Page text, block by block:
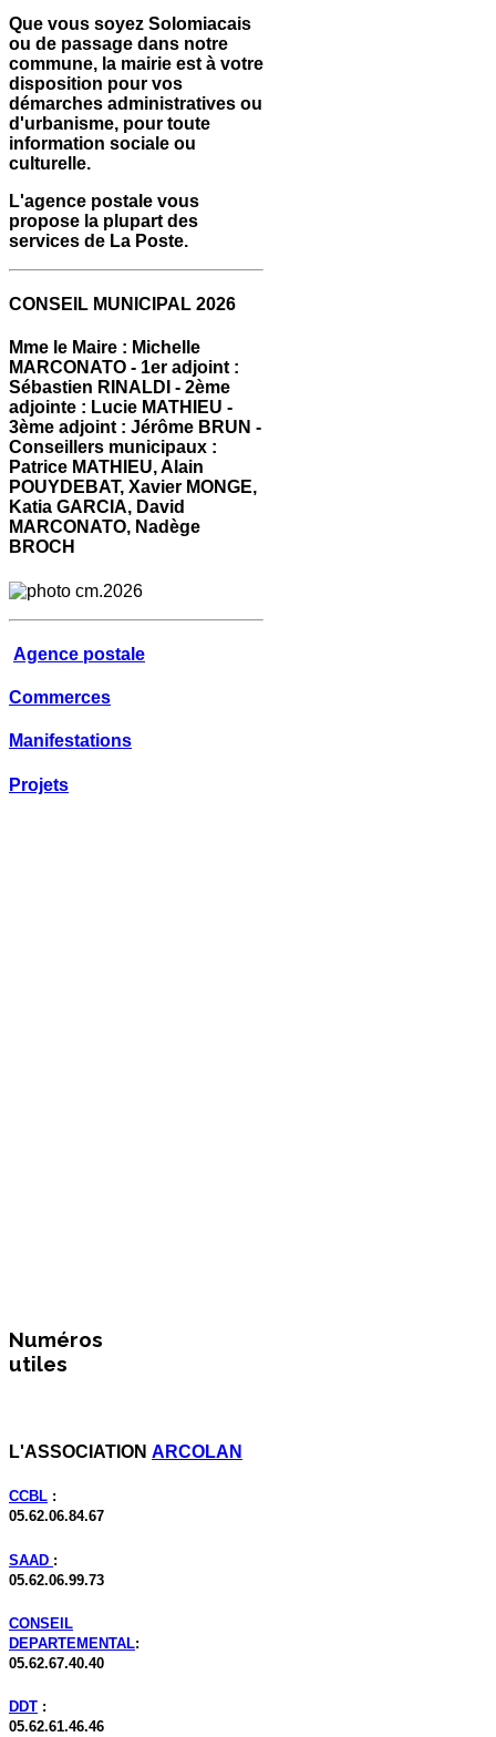
Que vous soyez Solomiacais
ou de passage dans notre
commune, la mairie est à votre
disposition pour vos
démarches administratives ou
d'urbanisme, pour toute
information sociale ou
culturelle.
L'agence postale vous
propose la plupart des
services de La Poste.
CONSEIL MUNICIPAL 2026
Mme le Maire : Michelle
MARCONATO - 1er adjoint :
Sébastien RINALDI - 2ème
adjointe : Lucie MATHIEU -
3ème adjoint : Jérôme BRUN -
Conseillers municipaux :
Patrice MATHIEU, Alain
POUYDEBAT, Xavier MONGE,
Katia GARCIA, David
MARCONATO, Nadège
BROCH
Agence postale
Commerces
Manifestations
Projets
Numéros
utiles
L'ASSOCIATION ARCOLAN
CCBL :
05.62.06.84.67
SAAD :
05.62.06.99.73
CONSEIL
DEPARTEMENTAL:
05.62.67.40.40
DDT :
05.62.61.46.46